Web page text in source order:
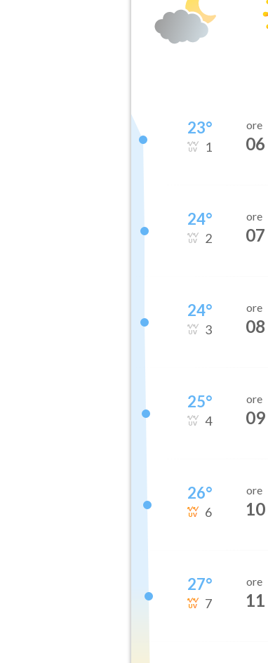
23°
1
ore
06
24°
2
ore
07
24°
3
ore
08
25°
4
ore
09
26°
6
ore
10
27°
7
ore
11